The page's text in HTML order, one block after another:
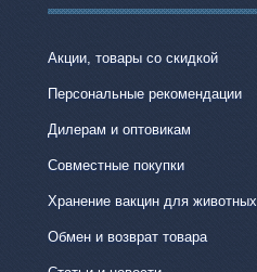
Акции, товары со скидкой
Персональные рекомендации
Дилерам и оптовикам
Совместные покупки
Хранение вакцин для животных
Обмен и возврат товара